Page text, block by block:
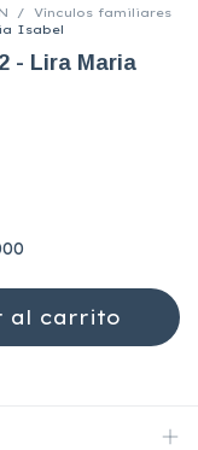
/
Vínculos familiares
Isabel
- Lira Maria